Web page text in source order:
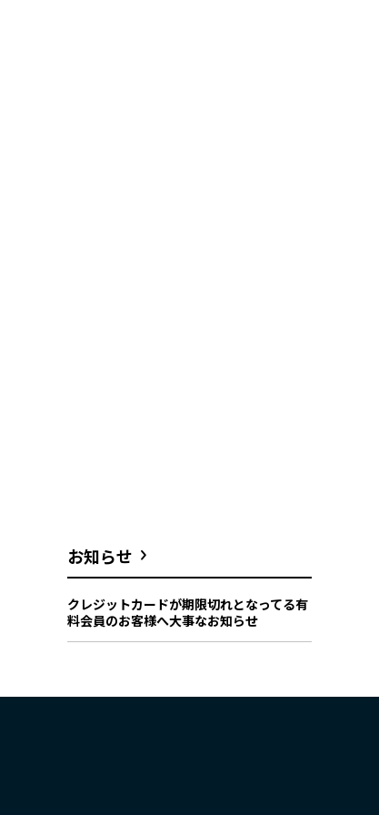
お知らせ
クレジットカードが期限切れとなってる有
料会員のお客様へ大事なお知らせ